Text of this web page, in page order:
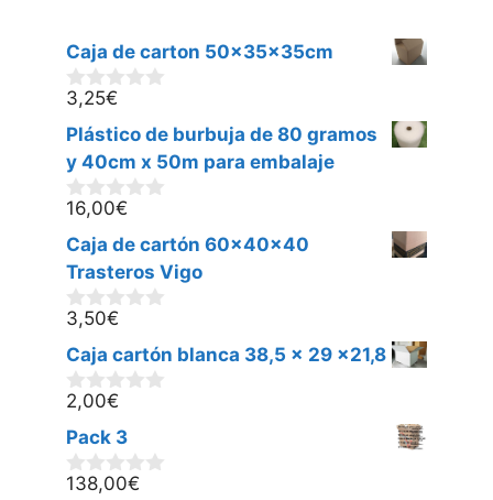
Caja de carton 50x35x35cm
0
d
e
5
3,25€
Plástico de burbuja de 80 gramos
y 40cm x 50m para embalaje
0
d
e
5
16,00€
Caja de cartón 60x40x40
Trasteros Vigo
0
d
e
5
3,50€
Caja cartón blanca 38,5 x 29 x21,8
0
d
e
5
2,00€
Pack 3
0
138,00€